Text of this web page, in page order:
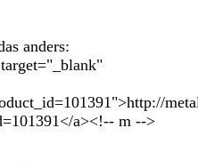
anders:
a><!-- m -->